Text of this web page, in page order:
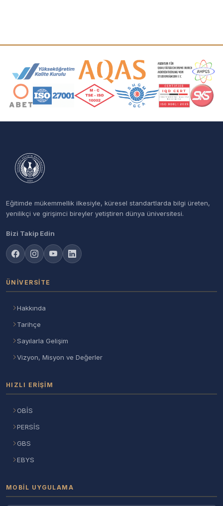
Akreditasyon ve Üyelik Logoları
Eğitimde mükemmellik ilkesiyle, küresel standartlarda bilgi üreten,
yenilikçi ve girişimci bireyler yetiştiren dünya üniversitesi.
Bizi Takip Edin
ÜNIVERSITE
Hakkında
Tarihçe
Sayılarla Gelişim
Vizyon, Misyon ve Değerler
HIZLI ERIŞIM
OBİS
PERSİS
GBS
EBYS
MOBIL UYGULAMA